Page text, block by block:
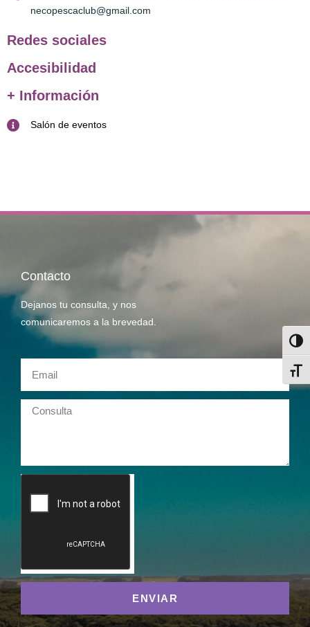
necopescaclub@gmail.com
Redes sociales
Accesibilidad
+ Información
Salón de eventos
Contacto
Dejanos tu consulta, y nos
comunicaremos a la brevedad.
ENVIAR